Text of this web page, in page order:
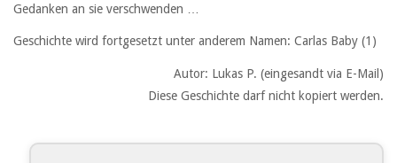
Gedanken an sie verschwenden …
Geschichte wird fortgesetzt unter anderem Namen: Carlas Baby (1)
Autor: Lukas P. (eingesandt via E-Mail)
Diese Geschichte darf nicht kopiert werden.